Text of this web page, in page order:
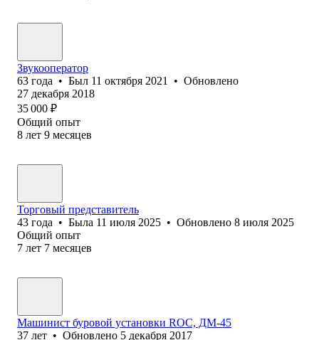
Звукооператор
63 года • Был 11 октября 2021 • Обновлено
27 декабря 2018
35 000 ₽
Общий опыт
8 лет 9 месяцев
Торговый представитель
43 года • Была 11 июля 2025 • Обновлено 8 июля 2025
Общий опыт
7 лет 7 месяцев
Машинист буровой установки ROC, ДМ-45
37 лет • Обновлено 5 декабря 2017